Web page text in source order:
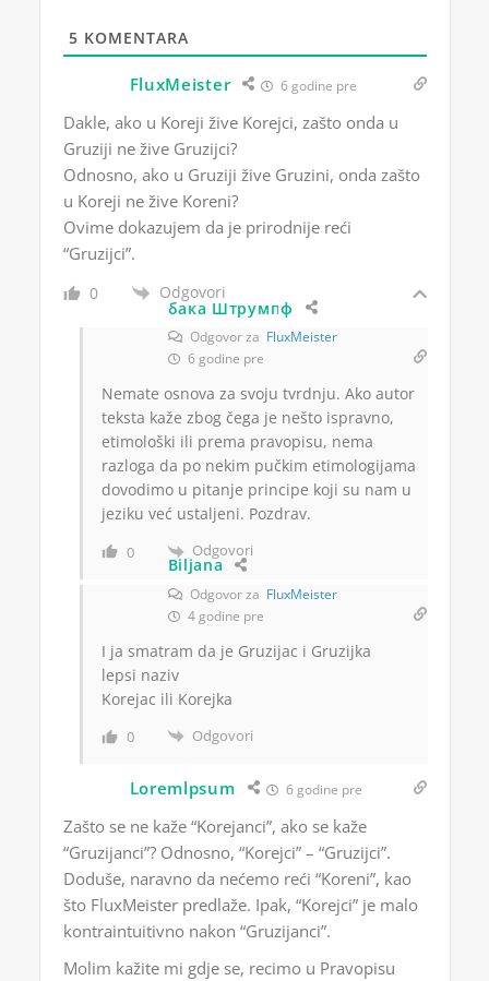
5 KOMENTARA
FluxMeister 6 godine pre
Dakle, ako u Koreji žive Korejci, zašto onda u
Gruziji ne žive Gruzijci?
Odnosno, ako u Gruziji žive Gruzini, onda zašto
u Koreji ne žive Koreni?
Ovime dokazujem da je prirodnije reći
“Gruzijci”.
0 Odgovori
бака Штрумпф
Odgovor za FluxMeister
6 godine pre
Nemate osnova za svoju tvrdnju. Ako autor
teksta kaže zbog čega je nešto ispravno,
etimološki ili prema pravopisu, nema
razloga da po nekim pučkim etimologijama
dovodimo u pitanje principe koji su nam u
jeziku već ustaljeni. Pozdrav.
0 Odgovori
Biljana
Odgovor za FluxMeister
4 godine pre
I ja smatram da je Gruzijac i Gruzijka
lepsi naziv
Korejac ili Korejka
0 Odgovori
Loremlpsum 6 godine pre
Zašto se ne kaže “Korejanci”, ako se kaže
“Gruzijanci”? Odnosno, “Korejci” – “Gruzijci”.
Doduše, naravno da nećemo reći “Koreni”, kao
što FluxMeister predlaže. Ipak, “Korejci” je malo
kontraintuitivno nakon “Gruzijanci”.
Molim kažite mi gdje se, recimo u Pravopisu